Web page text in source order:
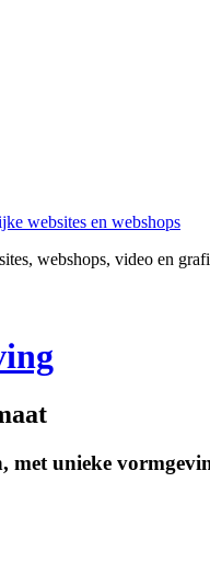
websites en webshops
webshops, video en
met unieke